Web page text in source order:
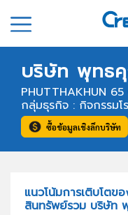
บริษัท พุทธ
PHUTTHAKHUN 65
กลุ่มธุรกิจ : กิจกรรมโ
ซื้อข้อมูลเชิงลึกบริษัท
แนวโน้มการเติบโตข
สินทรัพย์รวม บริษัท